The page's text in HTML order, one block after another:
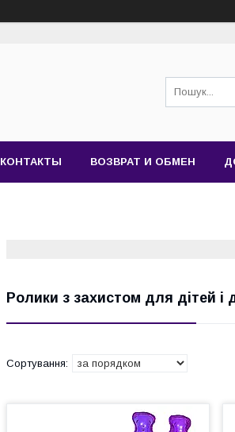
КОНТАКТЫ ВОЗВРАТ И ОБМЕН
Ролики з захистом для дітей і